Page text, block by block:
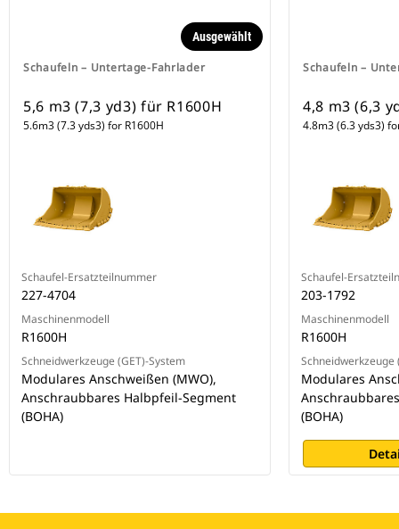
Schaufeln – Untertage-Fahrlader
Ausgewählt
5,6 m3 (7,3 yd3) für R1600H
5.6m3 (7.3 yds3) for R1600H
Schaufel-Ersatzteilnummer
227-4704
Maschinenmodell
R1600H
Schneidwerkzeuge (GET)-System
Modulares Anschweißen (MWO),
Anschraubbares Halbpfeil-Segment
(BOHA)
Schaufeln –
4,8 m3 (6,3
4.8m3 (6.3 yds3)
Schaufel-
203-1792
Maschinenmodell
R1600H
Schneidwerkzeuge
Modulares
(BOHA)